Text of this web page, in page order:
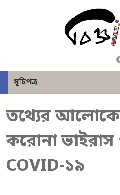
সূচিপত্র
তথ্যের
করোনা
COVID-১৯